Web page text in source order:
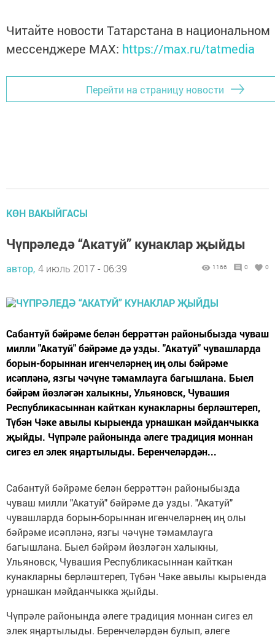
Читайте новости Татарстана в национальном
мессенджере MАХ: https://max.ru/tatmedia
Перейти на страницу новости
КӨН ВАКЫЙГАСЫ
Чүпрәледә “Акатуй” кунаклар җыйды
автор, 4 июль 2017 - 06:39 1166 0 0
Сабантуй бәйрәме белән беррәттән районыбызда чуваш
милли "Акатуй" бәйрәме дә узды. "Акатуй" чувашларда
борын-борыннан игенчеләрнең иң олы бәйрәме
исәпләнә, язгы чәчүне тәмамлауга багышлана. Быел
бәйрәм йөзләгән халыкны, Ульяновск, Чувашия
Республикасыннан кайткан кунакларны берләштереп,
Түбән Чәке авылы кырыенда урнашкан мәйданчыкка
җыйды. Чүпрәле районында әлеге традиция моннан
сигез ел элек яңартылыды. Беренчеләрдән...
Сабантуй бәйрәме белән беррәттән районыбызда
чуваш милли "Акатуй" бәйрәме дә узды. "Акатуй"
чувашларда борын-борыннан игенчеләрнең иң олы
бәйрәме исәпләнә, язгы чәчүне тәмамлауга
багышлана. Быел бәйрәм йөзләгән халыкны,
Ульяновск, Чувашия Республикасыннан кайткан
кунакларны берләштереп, Түбән Чәке авылы кырыенда
урнашкан мәйданчыкка җыйды.
Чүпрәле районында әлеге традиция моннан сигез ел
элек яңартылыды. Беренчеләрдән булып, әлеге